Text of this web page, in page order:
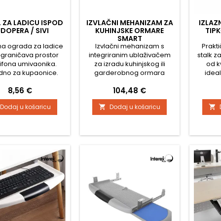
ZA LADICU ISPOD
/ SIVI
ograda za ladice
prostor
umivaonika.
za kupaonice.
ili 18 mm Profil se
skraćuje
potrebi, dubini
obliku luka za sifon
Cijena
8,56 €
Dodaj u košaricu
IZVLAČNI MEHANIZAM ZA
KUHINJSKE ORMARE
SMART
Izvlačni mehanizam s
integriranim ublaživačem
za izradu kuhinjskog ili
garderobnog ormara
kg
Cijena
104,48 €
 Dodaj u košaricu
stalk
od
ploče
na
glatko
za
